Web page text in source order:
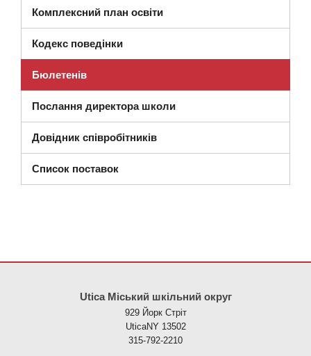
Комплексний план освіти
Кодекс поведінки
Бюлетенів
Послання директора школи
Довідник співробітників
Список поставок(відкривається в новому вікні)
Utica Міський шкільний округ
929 Йорк Стріт
UticaNY 13502
315-792-2210